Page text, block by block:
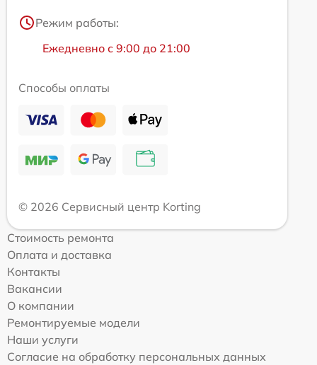
Режим работы:
Ежедневно с 9:00 до 21:00
Способы оплаты
© 2026 Сервисный центр Korting
Стоимость ремонта
Оплата и доставка
Контакты
Вакансии
О компании
Ремонтируемые модели
Наши услуги
Согласие на обработку персональных данных